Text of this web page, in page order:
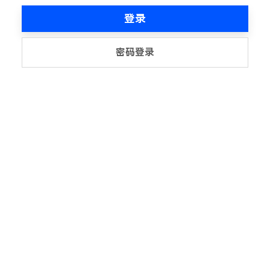
登录
密码登录